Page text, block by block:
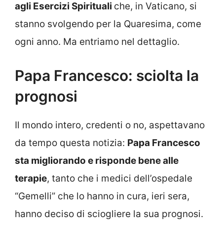
agli Esercizi Spirituali che, in Vaticano, si
stanno svolgendo per la Quaresima, come
ogni anno. Ma entriamo nel dettaglio.
Papa Francesco: sciolta la
prognosi
Il mondo intero, credenti o no, aspettavano
da tempo questa notizia: Papa Francesco
sta migliorando e risponde bene alle
terapie, tanto che i medici dell’ospedale
“Gemelli” che lo hanno in cura, ieri sera,
hanno deciso di sciogliere la sua prognosi.